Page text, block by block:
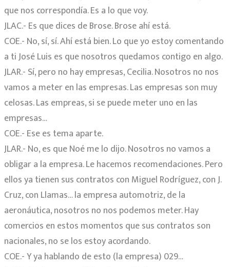
que nos correspondía. Es a lo que voy.
JLAC.- Es que dices de Brose. Brose ahí está.
COE.- No, sí, sí. Ahí está bien. Lo que yo estoy comentando
a ti José Luis es que nosotros quedamos contigo en algo.
JLAR.- Sí, pero no hay empresas, Cecilia. Nosotros no nos
vamos a meter en las empresas. Las empresas son muy
celosas. Las empreas, si se puede meter uno en las
empresas…
COE.- Ese es tema aparte.
JLAR.- No, es que Noé me lo dijo. Nosotros no vamos a
obligar a la empresa. Le hacemos recomendaciones. Pero
ellos ya tienen sus contratos con Miguel Rodríguez, con J.
Cruz, con Llamas… la empresa automotriz, de la
aeronáutica, nosotros no nos podemos meter. Hay
comercios en estos momentos que sus contratos son
nacionales, no se los estoy acordando.
COE.- Y ya hablando de esto (la empresa) 029…